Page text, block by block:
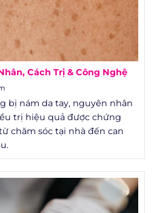
Cách Trị & Công Nghệ
bị nám da tay, nguyên nhân
trị hiệu quả được chứng
chăm sóc tại nhà đến can